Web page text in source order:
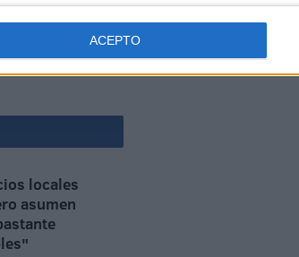
ACEPTO
locales
asumen